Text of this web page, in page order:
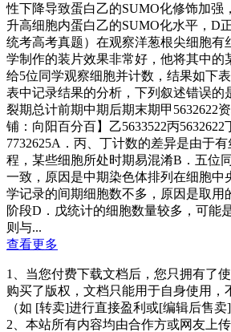
性下降导致蛋白乙的SUMO化修饰加强
升高细胞内蛋白乙的SUMO化水平，D
统考高考真题）在观察洋葱根尖细胞有
学制作的装片效果非常好，他将其中的
给5位同学观察细胞并计数，结果如下
表中记录结果的分析，下列叙述错误的
裂期总计前期中期后期末期甲5632622
铺：向阳百分百】乙5633522丙5632622
7732625A．丙、丁计数的差异是由于
程，某些细胞所处时期易混淆B．五位
一致，原因是中期染色体排列在细胞中
学记录的间期细胞数不多，原因是取用
阶段D．戊统计的细胞数量较多，可能
则与...
查看更多
1、当您付费下载文档后，您只拥有了
购买了版权，文档只能用于自身使用，
（如 [转卖]进行直接盈利或[编辑后售卖
2、本站所有内容均由合作方或网友上